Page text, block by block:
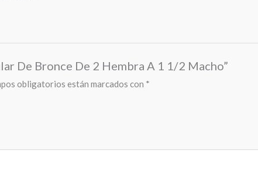
De Bronce De 2 Hembra A 1 1/2 Macho”
obligatorios están marcados con *